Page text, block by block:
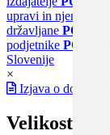
upravi in njenih
državljane
podjetnike
Slovenije
×
Izjava o
Velikost